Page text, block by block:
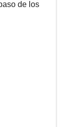
de los